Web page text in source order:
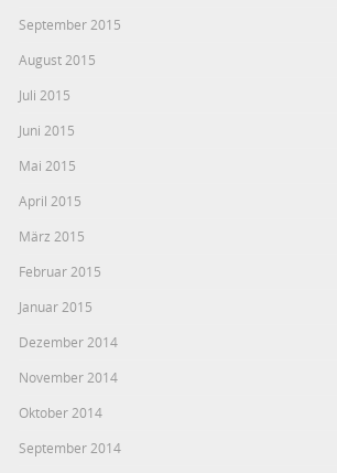
September 2015
August 2015
Juli 2015
Juni 2015
Mai 2015
April 2015
März 2015
Februar 2015
Januar 2015
Dezember 2014
November 2014
Oktober 2014
September 2014